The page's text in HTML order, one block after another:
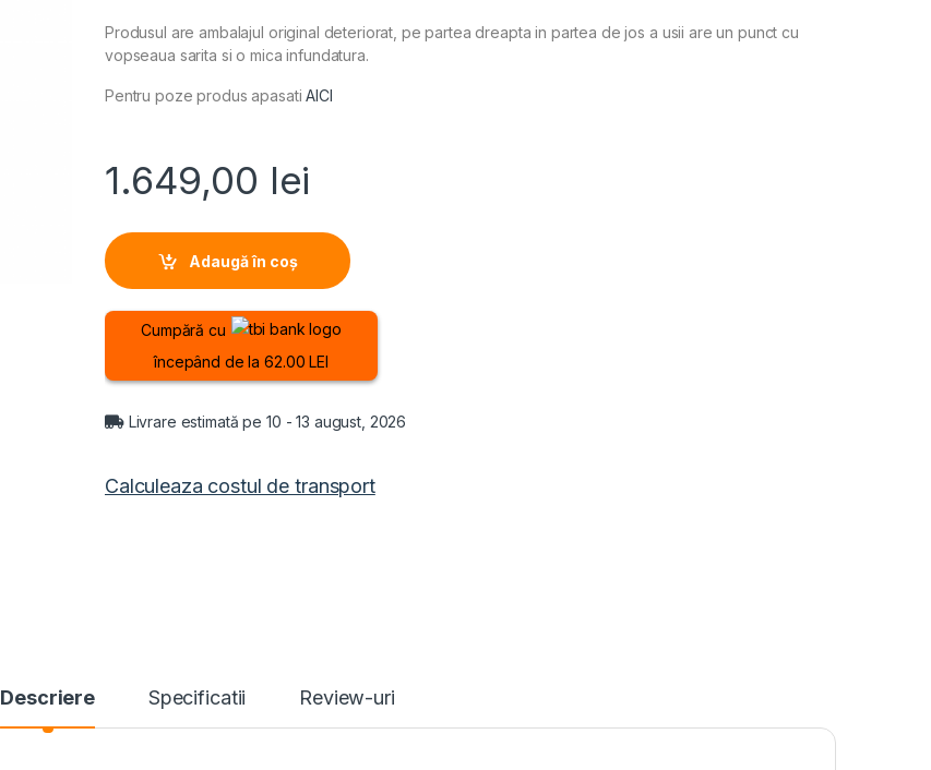
Produsul are ambalajul original deteriorat, pe partea dreapta in partea de jos a usii are un punct cu
vopseaua sarita si o mica infundatura.
Pentru poze produs apasatiAICI
1.649,00 lei
Adaugă în coș
Cumpără cu
începând de la 62.00 LEI
Livrare estimată pe 10 - 13 august, 2026
Calculeaza costul de transport
Descriere Specificatii Review-uri